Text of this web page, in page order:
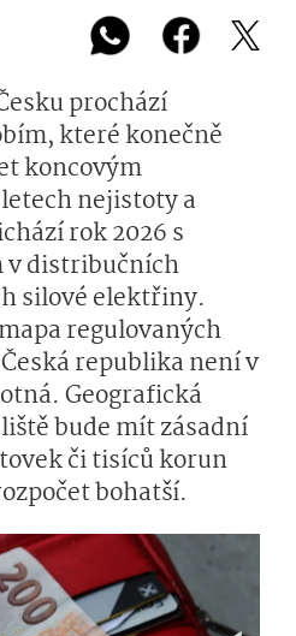
prochází
které konečně
koncovým
nejistoty a
rok 2026 s
v distribučních
silové elektřiny.
regulovaných
republika není v
Geografická
bude mít zásadní
či tisíců korun
bohatší.